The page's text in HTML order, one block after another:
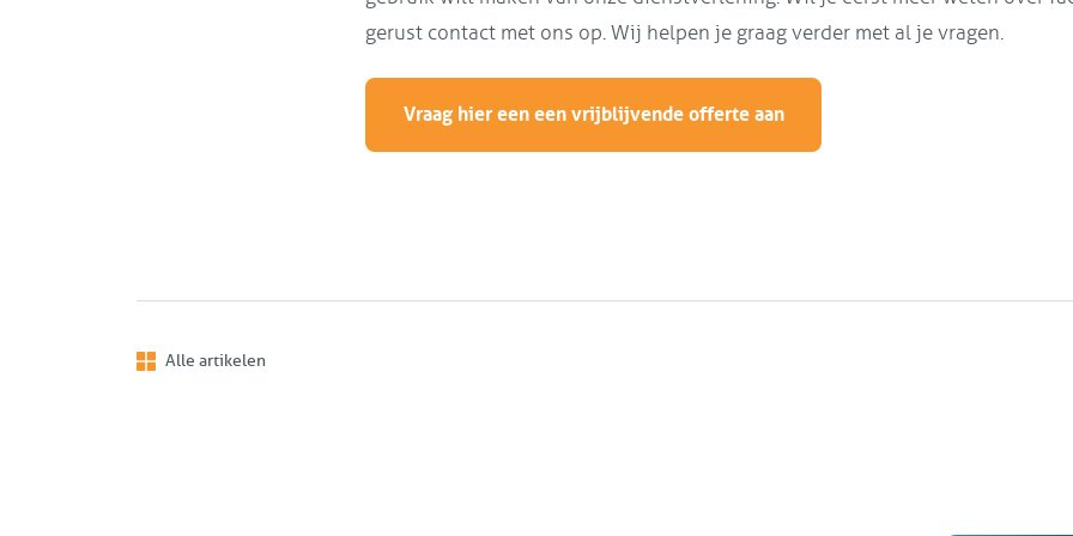
gerust contact met ons op. Wij helpen je graag verder met al je vragen.
Vraag hier een een vrijblijvende offerte aan
Alle artikelen